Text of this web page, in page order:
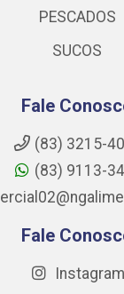
PESCADOS
SUCOS
Fale
(83) 3215-
(83) 9113-
Fale
Instagram